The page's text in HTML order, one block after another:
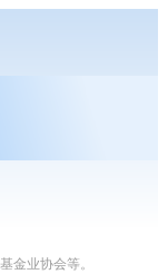
金业协会等。